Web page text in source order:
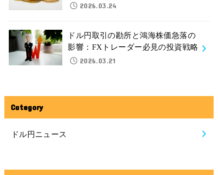
2026.03.24
ドル円取引の勘所と鴻海株価急落の
影響：FXトレーダー必見の投資戦略
2026.03.21
Category
ドル円ニュース